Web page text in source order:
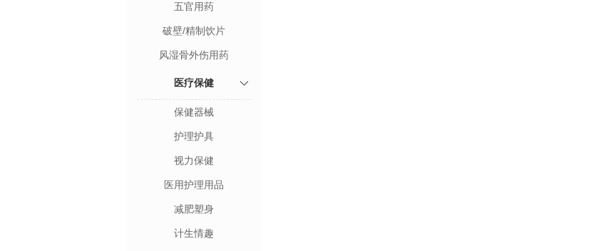
五官用药
破壁/精制饮片
风湿骨外伤用药
医疗保健
保健器械
护理护具
视力保健
医用护理用品
减肥塑身
计生情趣